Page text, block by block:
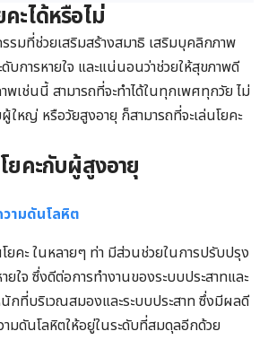
ะได้หรือไม่
รมที่ช่วยเสริมสร้างสมาธิ เสริมบุคลิกภาพ
บการหายใจ และแน่นอนว่าช่วยให้สุขภาพดี
เช่นนี้ สามารถที่จะทำได้ในทุกเพศทุกวัย ไม่
ใหญ่ หรือวัยสูงอายุ ก็สามารถที่จะเล่นโยคะ
ยคะกับผู้สูงอายุ
วามดันโลหิต
ยคะ ในหลายๆ ท่า มีส่วนช่วยในการปรับปรุง
ยใจ ซึ่งดีต่อการทำงานของระบบประสาทและ
กที่บริเวณสมองและระบบประสาท ซึ่งมีผลดี
มดันโลหิตให้อยู่ในระดับที่สมดุลอีกด้วย